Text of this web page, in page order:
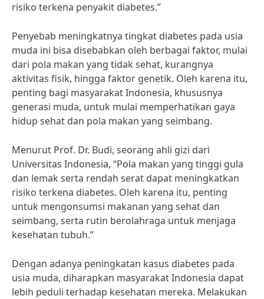
risiko terkena penyakit diabetes.”
Penyebab meningkatnya tingkat diabetes pada usia
muda ini bisa disebabkan oleh berbagai faktor, mulai
dari pola makan yang tidak sehat, kurangnya
aktivitas fisik, hingga faktor genetik. Oleh karena itu,
penting bagi masyarakat Indonesia, khususnya
generasi muda, untuk mulai memperhatikan gaya
hidup sehat dan pola makan yang seimbang.
Menurut Prof. Dr. Budi, seorang ahli gizi dari
Universitas Indonesia, “Pola makan yang tinggi gula
dan lemak serta rendah serat dapat meningkatkan
risiko terkena diabetes. Oleh karena itu, penting
untuk mengonsumsi makanan yang sehat dan
seimbang, serta rutin berolahraga untuk menjaga
kesehatan tubuh.”
Dengan adanya peningkatan kasus diabetes pada
usia muda, diharapkan masyarakat Indonesia dapat
lebih peduli terhadap kesehatan mereka. Melakukan